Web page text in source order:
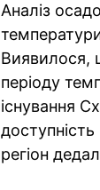
Аналіз
Виявилося,
періоду
існування
регіон